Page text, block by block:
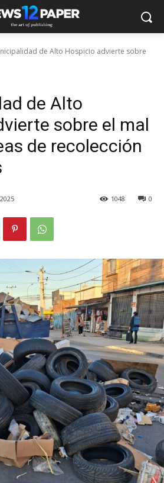
de Alto Hospicio advierte sobre
de Alto
sobre el mal
de recolección
0
1048